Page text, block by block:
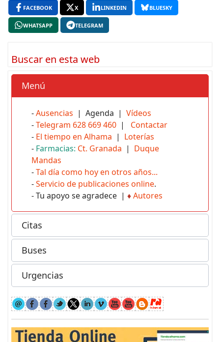
FACEBOOK X LINKEDIN BLUESKY
WHATSAPP TELEGRAM
Buscar en esta web
Menú
-Ausencias | Agenda | Vídeos
-Telegram 628 669 460 | Contactar
- El tiempo en Alhama | Loterías
- Farmacias: Ct. Granada | Duque
Mandas
-Tal día como hoy en otros años...
-Servicio de publicaciones online.
- Tu apoyo se agradece | ♦Autores
Citas
Buses
Urgencias